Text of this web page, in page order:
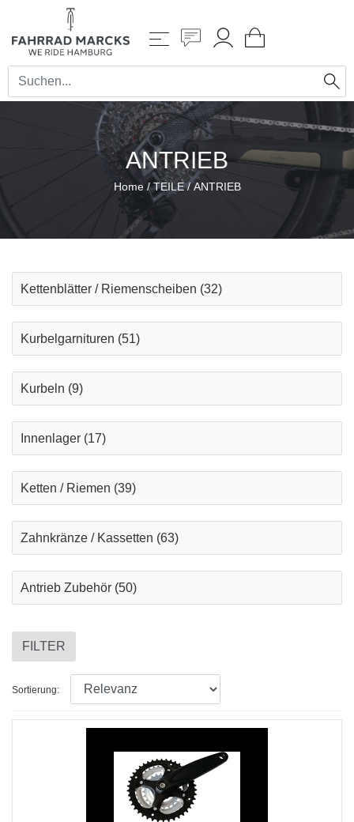
ANTRIEB
Home/TEILE/ANTRIEB
Kettenblätter / Riemenscheiben (32)
Kurbelgarnituren (51)
Kurbeln (9)
Innenlager (17)
Ketten / Riemen (39)
Zahnkränze / Kassetten (63)
Antrieb Zubehör (50)
FILTER
Sortierung: